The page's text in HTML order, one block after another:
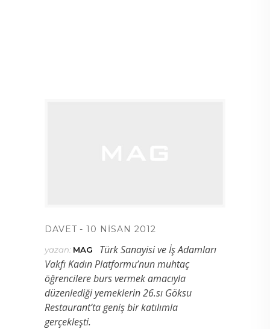
DAVET 10 NISAN 2012
yazan: MAG
Türk Sanayisi ve İş Adamları
Vakfı Kadın Platformu’nun muhtaç
öğrencilere burs vermek amacıyla
düzenlediği yemeklerin 26.sı Göksu
Restaurant’ta geniş bir katılımla
gerçekleşti.